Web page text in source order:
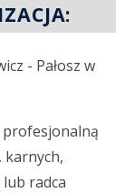
- Pałosz w
profesjonalną
karnych,
radca